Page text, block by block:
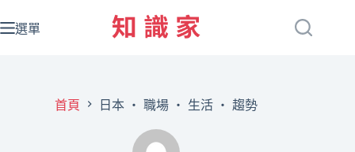
至 選單
首頁 日本 ‧ 職場 ‧ 生活 ‧ 趨勢